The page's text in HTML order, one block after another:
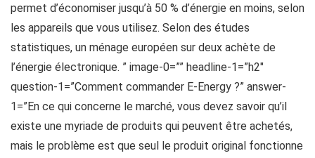
permet d’économiser jusqu’à 50 % d’énergie en moins, selon
les appareils que vous utilisez. Selon des études
statistiques, un ménage européen sur deux achète de
l’énergie électronique. ” image-0=”” headline-1=”h2″
question-1=”Comment commander E-Energy ?” answer-
1=”En ce qui concerne le marché, vous devez savoir qu’il
existe une myriade de produits qui peuvent être achetés,
mais le problème est que seul le produit original fonctionne